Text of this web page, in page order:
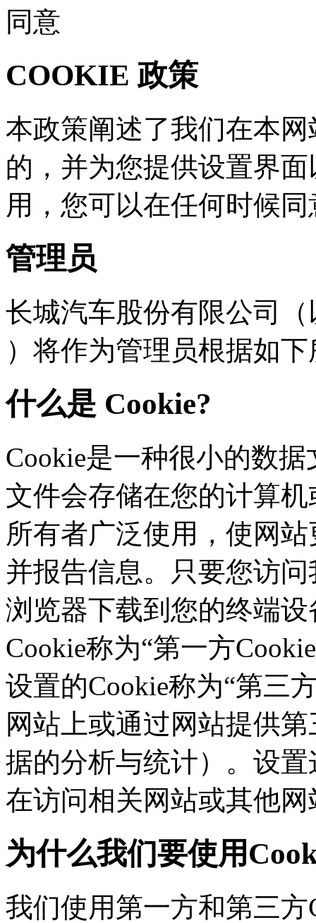
同意
COOKIE 政策
本政策阐述了我们在本
的，并为您提供设置
用，您可以在任何时候
管理员
长城汽车股份有限公司（
）将作为管理员根据如
什么是 Cookie?
Cookie是一种很小的数据文
文件会存储在您的计算
所有者广泛使用，使网
并报告信息。只要您访问
浏览器下载到您的终端设
Cookie称为“第一方
设置的Cookie称为“第三
网站上或通过网站提供第
据的分析与统计）。设
在访问相关网站或其他
为什么我们要使用
我们使用第一方和第三